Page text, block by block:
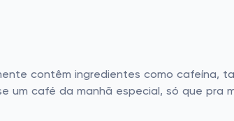
contêm ingredientes como cafeína,
um café da manhã especial, só que pra